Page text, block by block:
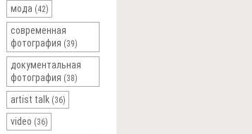
мода (42)
современная
фотография (39)
документальная
фотография (38)
artist talk (36)
video (36)